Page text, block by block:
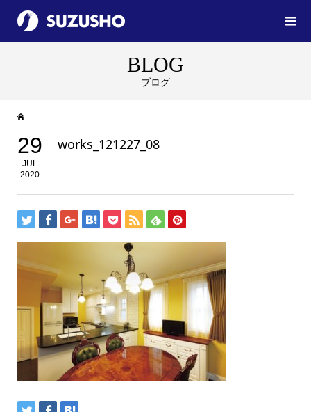
BLOG
ブログ
29
JUL
2020
works_121227_08